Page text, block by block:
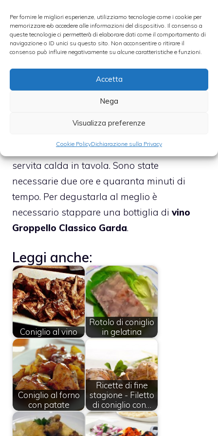
Per fornire le migliori esperienze, utilizziamo tecnologie come i cookie per
memorizzare e/o accedere alle informazioni del dispositivo. Il consenso a
queste tecnologie ci permetterà di elaborare dati come il comportamento di
navigazione o ID unici su questo sito. Non acconsentire o ritirare il
consenso può influire negativamente su alcune caratteristiche e funzioni.
Accetta
Nega
Visualizza preferenze
Cookie PolicyDichiarazione sulla Privacy
acqua, cuocendo a fuoco piuttosto
moderato.
Nel contempo, portare a ebollizione un litro
mescolare in continuazione e preparare una
polenta di media consistenza sulla quale
polenta e coniglioè pronta, per essere
servita calda in tavola. Sono state
necessarie due ore e quaranta minuti di
tempo. Per degustarla al meglio è
necessario stappare una bottiglia di vino
Groppello Classico Garda.
Leggi anche:
Coniglio al vino
Rotolo di coniglio
in gelatina
Coniglio al forno
con patate
Ricette di fine
stagione - Filetto
di coniglio con…